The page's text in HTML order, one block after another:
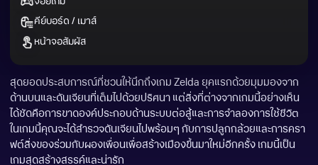
สุดยอดประสบการณ์ที่ชวนให้นึกถึงเกม Zelda ยุคแรกด้วยมุมมองจาก
ด้านบนและดันเจียนที่เต็มไปด้วยปริศนา แต่สิ่งที่ต่างจากเกมนี้อย่างเห็น
ได้ชัดคือการขาดองค์ประกอบด้านระบบต่อสู้และการจำลองการใช้ชีวิต
ในเกมนี้คุณจะได้สำรวจดันเจียนไปพร้อมๆ กับการปลูกกล้วยและการครา
ฟต์สิ่งของร่วมกับผองเพื่อนเพื่อสร้างเมืองขึ้นมาใหม่อีกครั้ง เกมนี้เป็น
เกมสุดสร้างสรรค์และน่ารัก
คีย์บอร์ด / เมาส์
หน้าจอสัมผัส